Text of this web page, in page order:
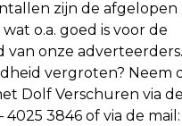
zijn de afgelopen
wat o.a. goed is voor de
van onze adverteerders.
vergroten? Neem
Dolf Verschuren via de
4025 3846 of via de mail: